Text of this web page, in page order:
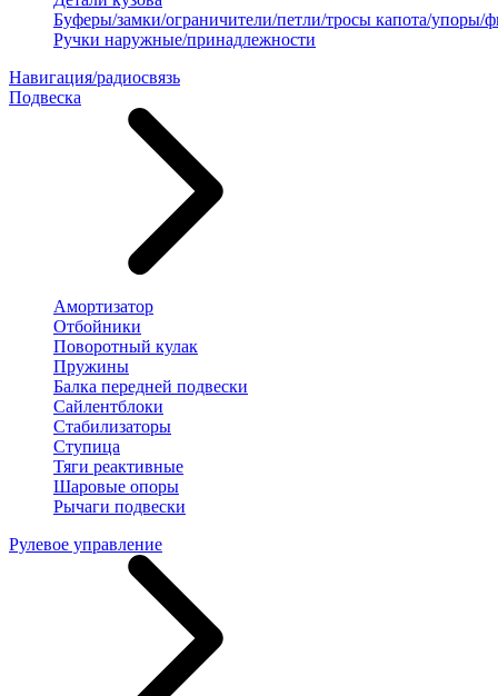
Буферы/замки/ограничители/петли/тросы капота/упоры/
Ручки наружные/принадлежности
Навигация/радиосвязь
Подвеска
Амортизатор
Отбойники
Поворотный кулак
Пружины
Балка передней подвески
Сайлентблоки
Стабилизаторы
Ступица
Тяги реактивные
Шаровые опоры
Рычаги подвески
Рулевое управление